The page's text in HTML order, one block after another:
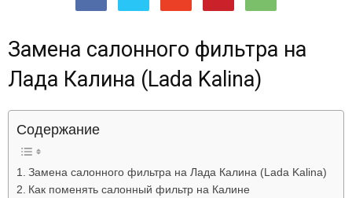
ВАЗ
Замена салонного фильтра на
Лада Калина (Lada Kalina)
Содержание
Замена салонного фильтра на Лада Калина (Lada Kalina)
Как поменять салонный фильтр на Калине